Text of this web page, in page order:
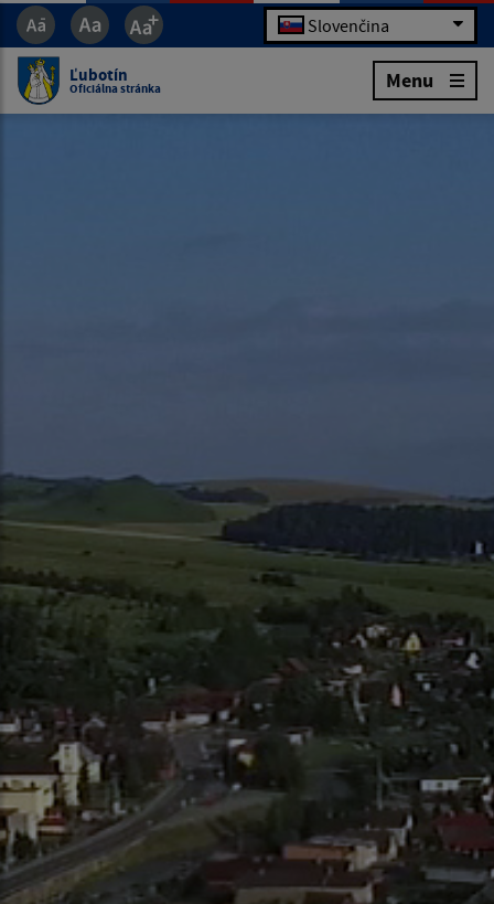
Slovenčina
Ľubotín
Oficiálna stránka Menu